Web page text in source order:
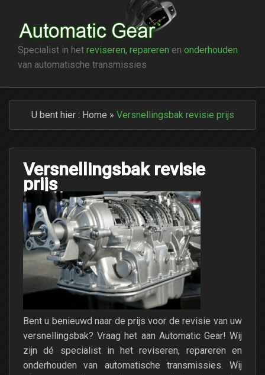
Specialist in het reviseren, repareren en onderhouden
van automatische transmissies
U bent hier : Home » Versnellingsbak revisie prijs
Versnellingsbak revisie
prijs
Bent u benieuwd naar de prijs voor de revisie van uw
versnellingsbak? Vraag het aan Automatic Gear! Wij
zijn dé specialist in het reviseren, repareren en
onderhouden van automatische transmissies. Wij